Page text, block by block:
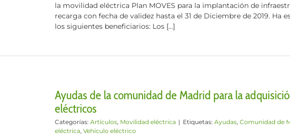
la movilidad eléctrica Plan MOVES para la implantación de
recarga con fecha de validez hasta el 31 de Diciembre de 2019. Ha
los siguientes beneficiarios: Los [...]
Ayudas de la comunidad de Madrid para la
eléctricos
Categorías: Artículos, Movilidad eléctrica | Etiquetas: Ayudas, Comunidad de
eléctrica, Vehículo eléctrico